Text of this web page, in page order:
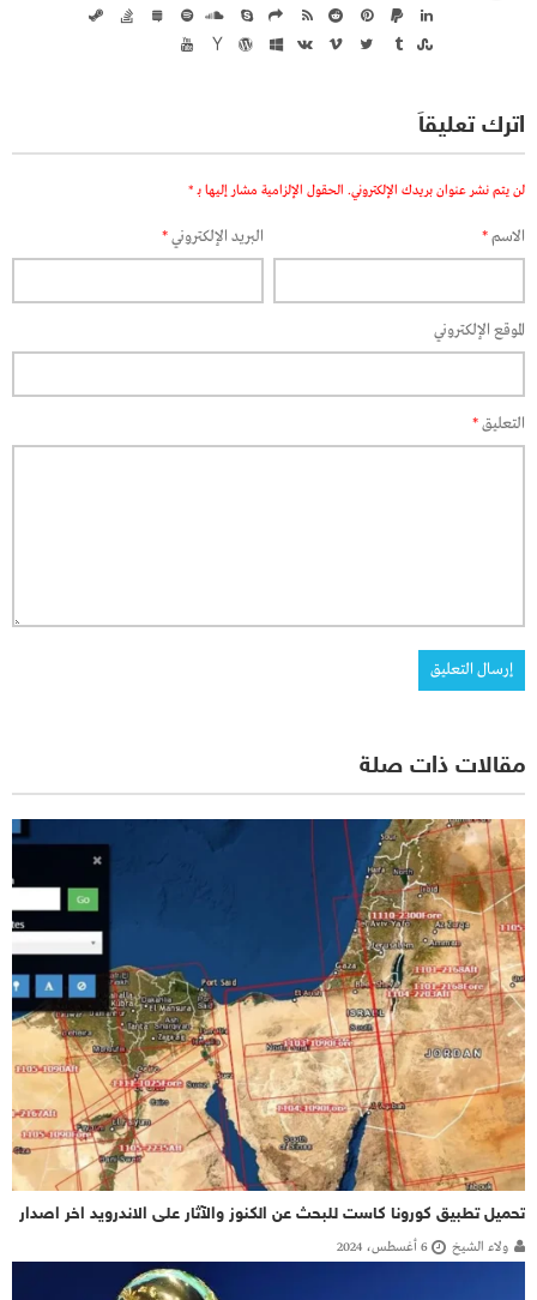
اترك تعليقاً
لن يتم نشر عنوان بريدك الإلكتروني. الحقول الإلزامية مشار إليها بـ *
الاسم* البريد الإلكتروني*
الموقع الإلكتروني
التعليق*
مقالات ذات صلة
تحميل تطبيق كورونا كاست للبحث عن الكنوز والآثار على الاندرويد اخر اصدار
ولاء الشيخ 6 أغسطس، 2024